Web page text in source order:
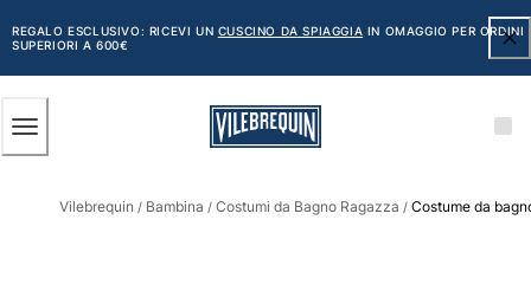
AL
CONTENUTO
PRINCIPALE
REGALO ESCLUSIVO: RICEVI UN CUSCINO DA SPIAGGIA IN OMAGGIO PER ORDINI
SUPERIORI A 600€
Vedi tutti i Uomo
Vilebrequin / Bambina / Costumi da Bagno Ragazza / Costume da